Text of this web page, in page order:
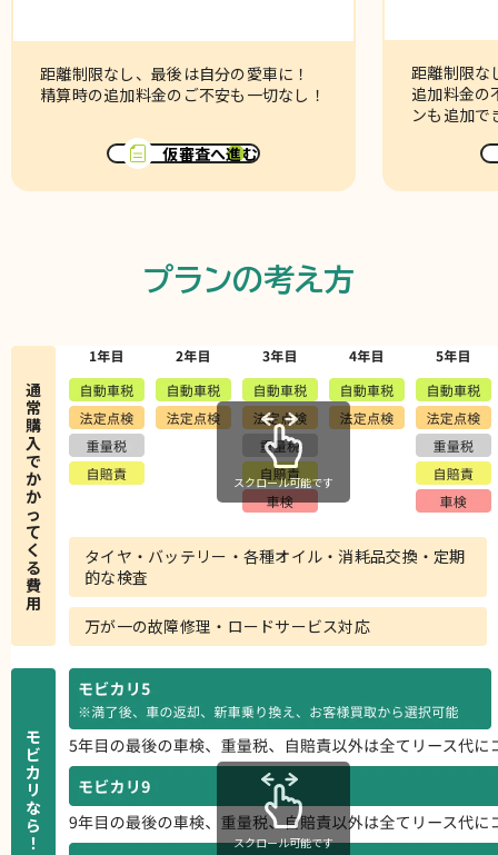
距離制限なし、最後は自分の愛車に！
精算時の追加料金のご不安も一切なし！
仮審査へ進む
距離制限な
追加料金の
ンも追加で
プランの考え方
通
常
購
入
で
か
か
っ
て
く
る
費
用
タイヤ・バッテリー・各種オイル・消耗品交換・定期
的な検査
万が一の故障修理・ロードサービス対応
スクロール可能です
モ
ビ
カ
リ
な
ら
！
スクロール可能です